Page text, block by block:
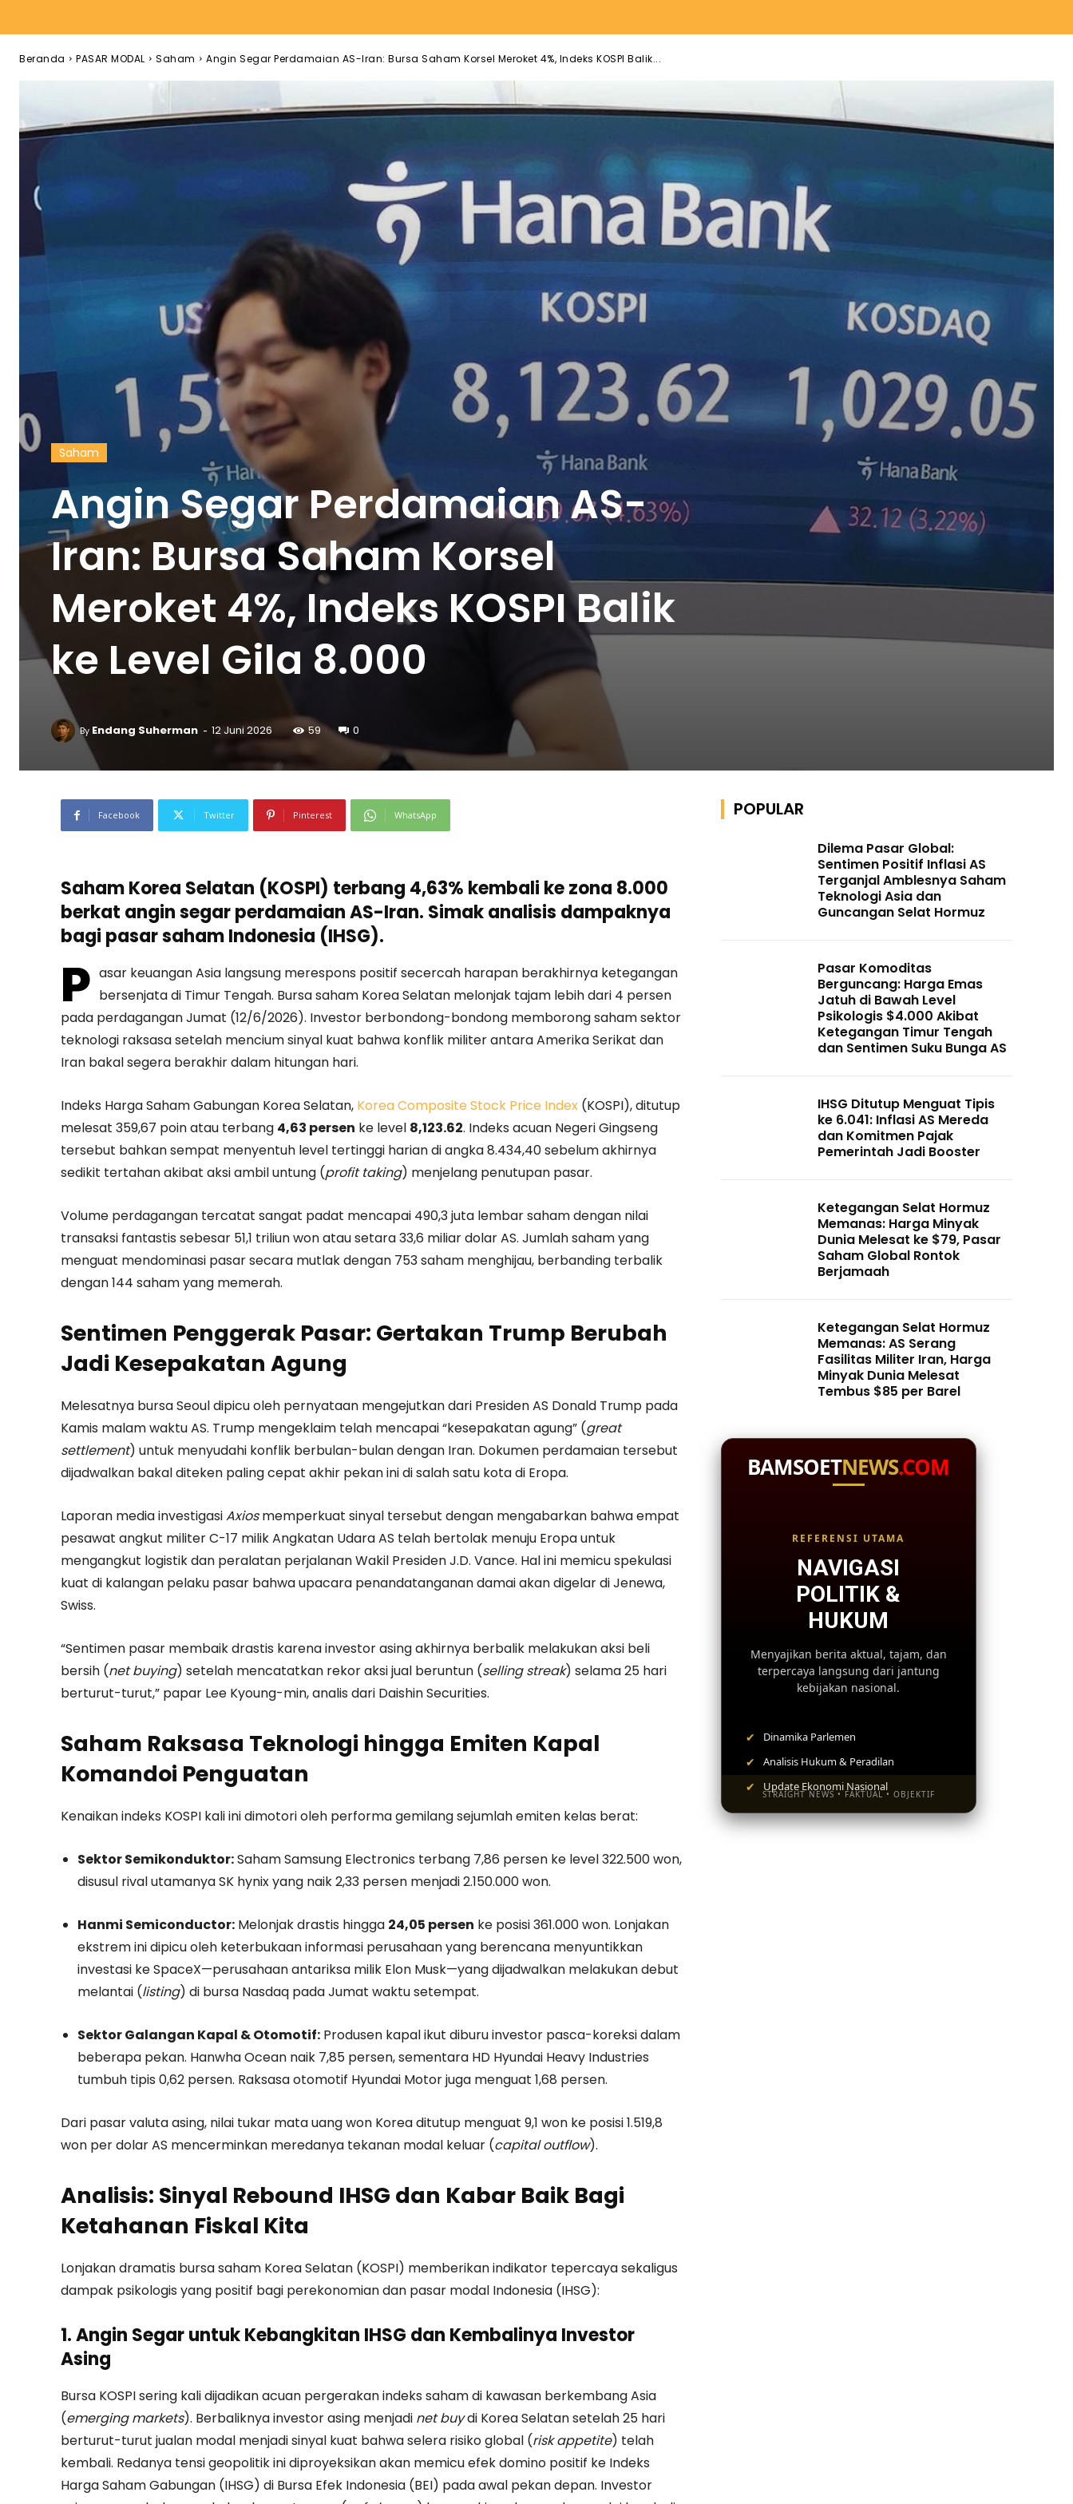
Beranda PASAR MODAL Saham Angin Segar Perdamaian AS-Iran: Bursa Saham Korsel Meroket 4%, Indeks KOSPI Balik...
Saham
Angin Segar Perdamaian AS-
Iran: Bursa Saham Korsel
Meroket 4%, Indeks KOSPI Balik
ke Level Gila 8.000
By Endang Suherman - 12 Juni 2026 59 0
Facebook Twitter Pinterest WhatsApp
Saham Korea Selatan (KOSPI) terbang 4,63% kembali ke zona 8.000
berkat angin segar perdamaian AS-Iran. Simak analisis dampaknya
bagi pasar saham Indonesia (IHSG).
P asar keuangan Asia langsung merespons positif secercah harapan berakhirnya ketegangan
bersenjata di Timur Tengah. Bursa saham Korea Selatan melonjak tajam lebih dari 4 persen
pada perdagangan Jumat (12/6/2026). Investor berbondong-bondong memborong saham sektor
teknologi raksasa setelah mencium sinyal kuat bahwa konflik militer antara Amerika Serikat dan
Iran bakal segera berakhir dalam hitungan hari.
Indeks Harga Saham Gabungan Korea Selatan, Korea Composite Stock Price Index (KOSPI), ditutup
melesat 359,67 poin atau terbang 4,63 persen ke level 8,123.62. Indeks acuan Negeri Gingseng
tersebut bahkan sempat menyentuh level tertinggi harian di angka 8.434,40 sebelum akhirnya
sedikit tertahan akibat aksi ambil untung (profit taking) menjelang penutupan pasar.
Volume perdagangan tercatat sangat padat mencapai 490,3 juta lembar saham dengan nilai
transaksi fantastis sebesar 51,1 triliun won atau setara 33,6 miliar dolar AS. Jumlah saham yang
menguat mendominasi pasar secara mutlak dengan 753 saham menghijau, berbanding terbalik
dengan 144 saham yang memerah.
Sentimen Penggerak Pasar: Gertakan Trump Berubah
Jadi Kesepakatan Agung
Melesatnya bursa Seoul dipicu oleh pernyataan mengejutkan dari Presiden AS Donald Trump pada
Kamis malam waktu AS. Trump mengeklaim telah mencapai “kesepakatan agung” (great
settlement) untuk menyudahi konflik berbulan-bulan dengan Iran. Dokumen perdamaian tersebut
dijadwalkan bakal diteken paling cepat akhir pekan ini di salah satu kota di Eropa.
Laporan media investigasiAxiosmemperkuat sinyal tersebut dengan mengabarkan bahwa empat
pesawat angkut militer C-17 milik Angkatan Udara AS telah bertolak menuju Eropa untuk
mengangkut logistik dan peralatan perjalanan Wakil Presiden J.D. Vance. Hal ini memicu spekulasi
kuat di kalangan pelaku pasar bahwa upacara penandatanganan damai akan digelar di Jenewa,
Swiss.
“Sentimen pasar membaik drastis karena investor asing akhirnya berbalik melakukan aksi beli
bersih (net buying) setelah mencatatkan rekor aksi jual beruntun (selling streak) selama 25 hari
berturut-turut,” papar Lee Kyoung-min, analis dari Daishin Securities.
Saham Raksasa Teknologi hingga Emiten Kapal
Komandoi Penguatan
Kenaikan indeks KOSPI kali ini dimotori oleh performa gemilang sejumlah emiten kelas berat:
Sektor Semikonduktor:Saham Samsung Electronics terbang 7,86 persen ke level 322.500 won,
disusul rival utamanya SK hynix yang naik 2,33 persen menjadi 2.150.000 won.
Hanmi Semiconductor: Melonjak drastis hingga 24,05 persen ke posisi 361.000 won. Lonjakan
ekstrem ini dipicu oleh keterbukaan informasi perusahaan yang berencana menyuntikkan
investasi ke SpaceX—perusahaan antariksa milik Elon Musk—yang dijadwalkan melakukan debut
melantai (listing) di bursa Nasdaq pada Jumat waktu setempat.
Sektor Galangan Kapal & Otomotif: Produsen kapal ikut diburu investor pasca-koreksi dalam
beberapa pekan. Hanwha Ocean naik 7,85 persen, sementara HD Hyundai Heavy Industries
tumbuh tipis 0,62 persen. Raksasa otomotif Hyundai Motor juga menguat 1,68 persen.
Dari pasar valuta asing, nilai tukar mata uang won Korea ditutup menguat 9,1 won ke posisi 1.519,8
won per dolar AS mencerminkan meredanya tekanan modal keluar (capital outflow).
Analisis: Sinyal Rebound IHSG dan Kabar Baik Bagi
Ketahanan Fiskal Kita
Lonjakan dramatis bursa saham Korea Selatan (KOSPI) memberikan indikator tepercaya sekaligus
dampak psikologis yang positif bagi perekonomian dan pasar modal Indonesia (IHSG):
1. Angin Segar untuk Kebangkitan IHSG dan Kembalinya Investor
Asing
Bursa KOSPI sering kali dijadikan acuan pergerakan indeks saham di kawasan berkembang Asia
(emerging markets). Berbaliknya investor asing menjadi net buydi Korea Selatan setelah 25 hari
berturut-turut jualan modal menjadi sinyal kuat bahwa selera risiko global (risk appetite) telah
kembali. Redanya tensi geopolitik ini diproyeksikan akan memicu efek domino positif ke Indeks
Harga Saham Gabungan (IHSG) di Bursa Efek Indonesia (BEI) pada awal pekan depan. Investor
POPULAR
Dilema Pasar Global:
Sentimen Positif Inflasi AS
Terganjal Amblesnya Saham
Teknologi Asia dan
Guncangan Selat Hormuz
Pasar Komoditas
Berguncang: Harga Emas
Jatuh di Bawah Level
Psikologis $4.000 Akibat
Ketegangan Timur Tengah
dan Sentimen Suku Bunga AS
IHSG Ditutup Menguat Tipis
ke 6.041: Inflasi AS Mereda
dan Komitmen Pajak
Pemerintah Jadi Booster
Ketegangan Selat Hormuz
Memanas: Harga Minyak
Dunia Melesat ke $79, Pasar
Saham Global Rontok
Berjamaah
Ketegangan Selat Hormuz
Memanas: AS Serang
Fasilitas Militer Iran, Harga
Minyak Dunia Melesat
Tembus $85 per Barel
BAMSOETNEWS.COM
REFERENSI UTAMA
NAVIGASI
POLITIK &
HUKUM
Menyajikan berita aktual, tajam, dan
terpercaya langsung dari jantung
kebijakan nasional.
✔ Dinamika Parlemen
✔ Analisis Hukum & Peradilan
✔ Update Ekonomi Nasional
STRAIGHT NEWS • FAKTUAL • OBJEKTIF